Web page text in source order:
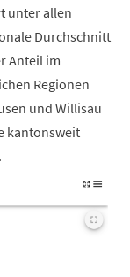
unter allen
Durchschnitt
Anteil im
Regionen
und Willisau
kantonsweit